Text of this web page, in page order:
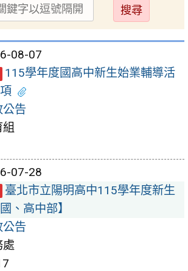
送
出
08-07
115學年度國高中新生始業輔導活
告
07-28
臺北市立陽明高中115學年度新生
、高中部】
告
處